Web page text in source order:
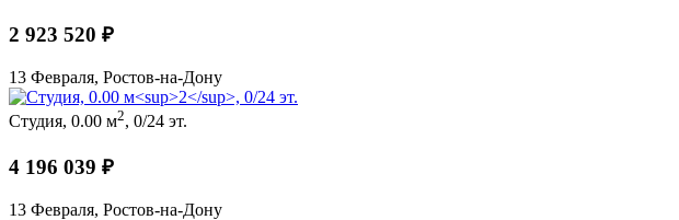
2 923 520 ₽
13 Февраля, Ростов-на-Дону
Студия, 0.00 м2, 0/24 эт.
4 196 039 ₽
13 Февраля, Ростов-на-Дону